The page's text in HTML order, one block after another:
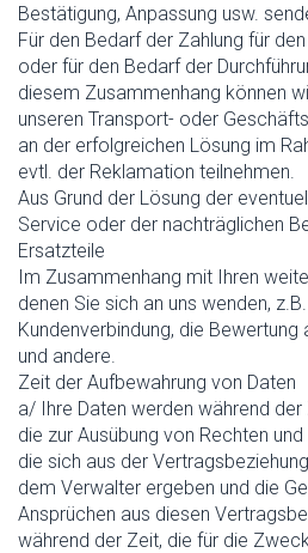
Bestätigung, Anpassung usw.
Für den Bedarf der Zahlung für
oder für den Bedarf der
diesem Zusammenhang können
unseren Transport- oder
an der erfolgreichen Lösung im
evtl. der Reklamation teilnehmen.
Aus Grund der Lösung der
Service oder der nachträglichen
Ersatzteile
Im Zusammenhang mit Ihren
denen Sie sich an uns wenden,
Kundenverbindung, die
und andere.
Zeit der Aufbewahrung von Daten
a/ Ihre Daten werden während
die zur Ausübung von Rechten
die sich aus der
dem Verwalter ergeben und die
Ansprüchen aus diesen
während der Zeit, die für die